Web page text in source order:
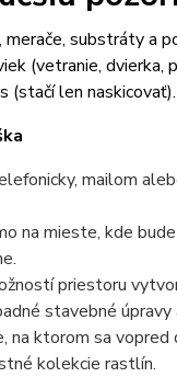
substráty a
(vetranie,
(stačí len naskicovať).
mailom
na mieste, kde
priestoru
stavebné úpravy
ktorom sa vopred
kolekcie rastlín.